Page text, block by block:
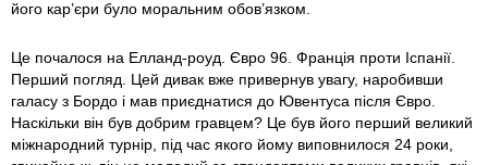
його кар’єри було моральним обов’язком.
Це почалося на Елланд-роуд. Євро 96. Франція проти Іспанії.
Перший погляд. Цей дивак вже привернув увагу, наробивши
галасу з Бордо і мав приєднатися до Ювентуса після Євро.
Наскільки він був добрим гравцем? Це був його перший великий
міжнародний турнір, під час якого йому виповнилося 24 роки,